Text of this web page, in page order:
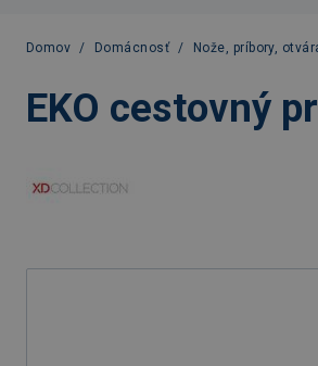
Domov / Domácnosť / Nože, príbory,
EKO cestovný